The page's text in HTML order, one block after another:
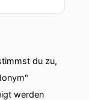
du zu,
werden